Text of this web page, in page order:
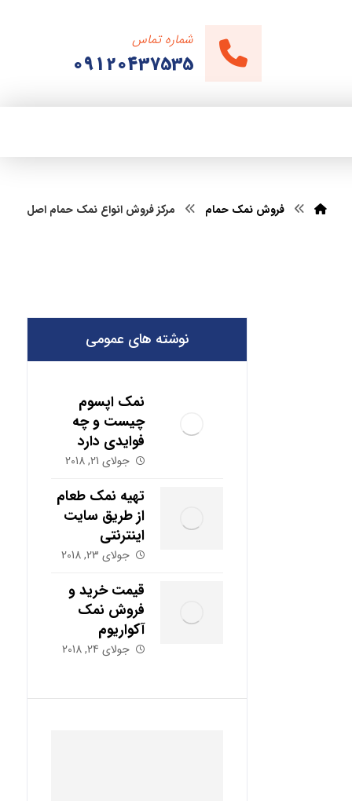
شماره تماس
09120437535
فروش نمک حمام مرکز فروش انواع نمک حمام اصل
نوشته های عمومی
نمک اپسوم
چیست و چه
فوایدی دارد
جولای 21, 2018
تهیه نمک طعام
از طریق سایت
اینترنتی
جولای 23, 2018
قیمت خرید و
فروش نمک
آکواریوم
جولای 24, 2018